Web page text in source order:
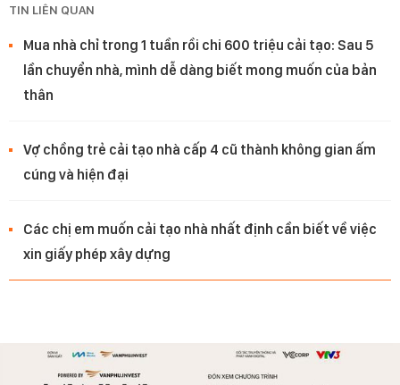
TIN LIÊN QUAN
Mua nhà chỉ trong 1 tuần rồi chi 600 triệu cải tạo: Sau 5
lần chuyển nhà, mình dễ dàng biết mong muốn của bản
thân
Vợ chồng trẻ cải tạo nhà cấp 4 cũ thành không gian ấm
cúng và hiện đại
Các chị em muốn cải tạo nhà nhất định cần biết về việc
xin giấy phép xây dựng